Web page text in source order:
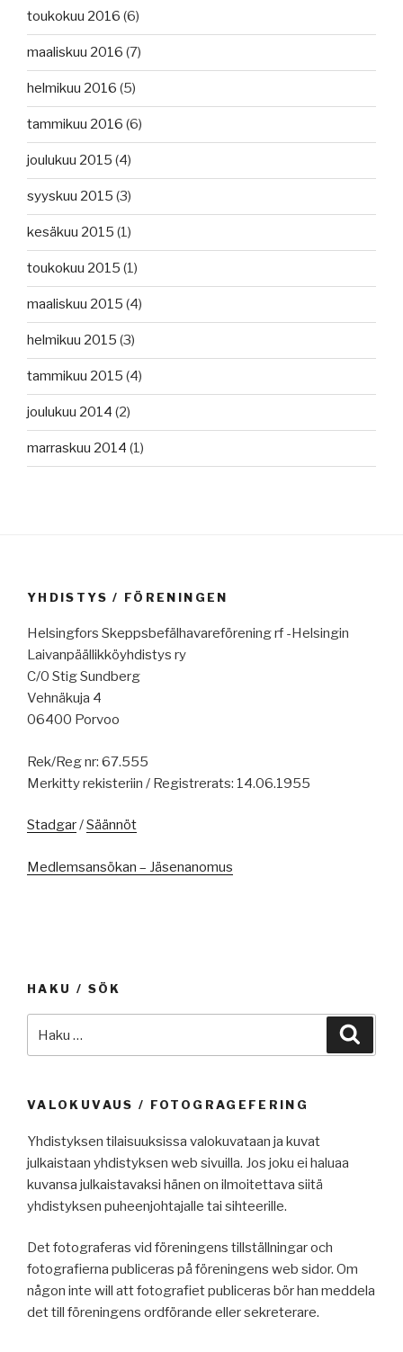
toukokuu 2016 (6)
maaliskuu 2016 (7)
helmikuu 2016 (5)
tammikuu 2016 (6)
joulukuu 2015 (4)
syyskuu 2015 (3)
kesäkuu 2015 (1)
toukokuu 2015 (1)
maaliskuu 2015 (4)
helmikuu 2015 (3)
tammikuu 2015 (4)
joulukuu 2014 (2)
marraskuu 2014 (1)
YHDISTYS / FÖRENINGEN
Helsingfors Skeppsbefälhavareförening rf -Helsingin
Laivanpäällikköyhdistys ry
C/0 Stig Sundberg
Vehnäkuja 4
06400 Porvoo
Rek/Reg nr: 67.555
Merkitty rekisteriin / Registrerats: 14.06.1955
Stadgar/Säännöt
Medlemsansökan – Jäsenanomus
HAKU / SÖK
VALOKUVAUS / FOTOGRAGEFERING
Yhdistyksen tilaisuuksissa valokuvataan ja kuvat
julkaistaan yhdistyksen web sivuilla. Jos joku ei haluaa
kuvansa julkaistavaksi hänen on ilmoitettava siitä
yhdistyksen puheenjohtajalle tai sihteerille.
Det fotograferas vid föreningens tillställningar och
fotografierna publiceras på föreningens web sidor. Om
någon inte will att fotografiet publiceras bör han meddela
det till föreningens ordförande eller sekreterare.